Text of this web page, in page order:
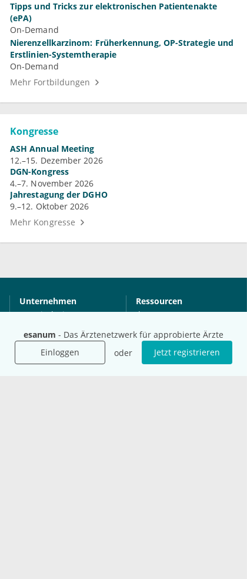
esanum - Das Ärztenetzwerk für approbierte Ärzte
Einloggen
oder Jetzt registrieren
Tipps und Tricks zur elektronischen Patientenakte
(ePA)
On-Demand
Nierenzellkarzinom: Früherkennung, OP-Strategie und
Erstlinien-Systemtherapie
On-Demand
Mehr Fortbildungen
Kongresse
ASH Annual Meeting
12.–15. Dezember 2026
DGN-Kongress
4.–7. November 2026
Jahrestagung der DGHO
9.–12. Oktober 2026
Mehr Kongresse
Unternehmen
Das sind wir
Für Unternehmen
Für Agenturen
Mediadaten
Ressourcen
Ihre Fragen
Hilfe